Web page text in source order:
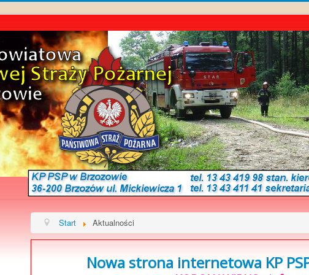
Start Aktualności
Nowa strona internetowa KP